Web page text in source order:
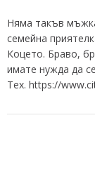
Няма такъв
семейна
Коцето. Браво,
имате нужда да
Тех. https://